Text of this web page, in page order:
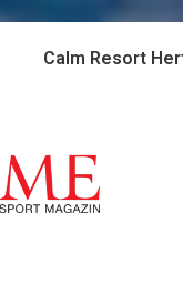
Calm Resort